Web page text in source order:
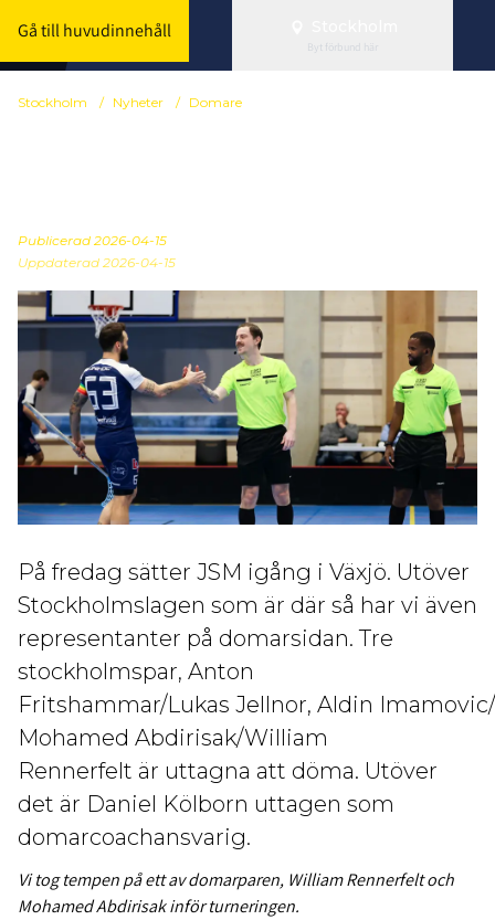
Gå till huvudinnehåll
Byt förbund här
Stockholm / Nyheter / Domare
Publicerad 2026-04-15
Uppdaterad 2026-04-15
På fredag sätter JSM igång i Växjö. Utöver
Stockholmslagen som är där så har vi även
representanter på domarsidan. Tre
stockholmspar, Anton
Fritshammar/Lukas Jellnor, Aldin
Mohamed Abdirisak/William
Rennerfelt är uttagna att döma. Utöver
det är Daniel Kölborn uttagen som
domarcoachansvarig.
Vi tog tempen på ett av domarparen, William Rennerfelt och
Mohamed Abdirisak inför turneringen.